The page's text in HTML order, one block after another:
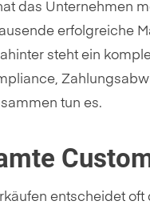
das Unternehmen
erfolgreiche
steht ein
tun es.
entscheidet